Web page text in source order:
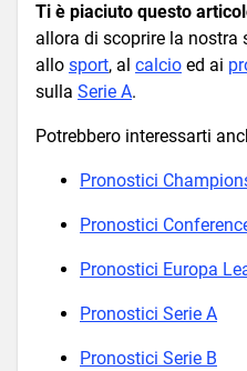
Ti è piaciuto questo
allora di scoprire la nostra
allo sport, al calcio ed ai
sulla Serie A.
Potrebbero interessarti
Pronostici
Pronostici
Pronostici Europa
Pronostici Serie A
Pronostici Serie B